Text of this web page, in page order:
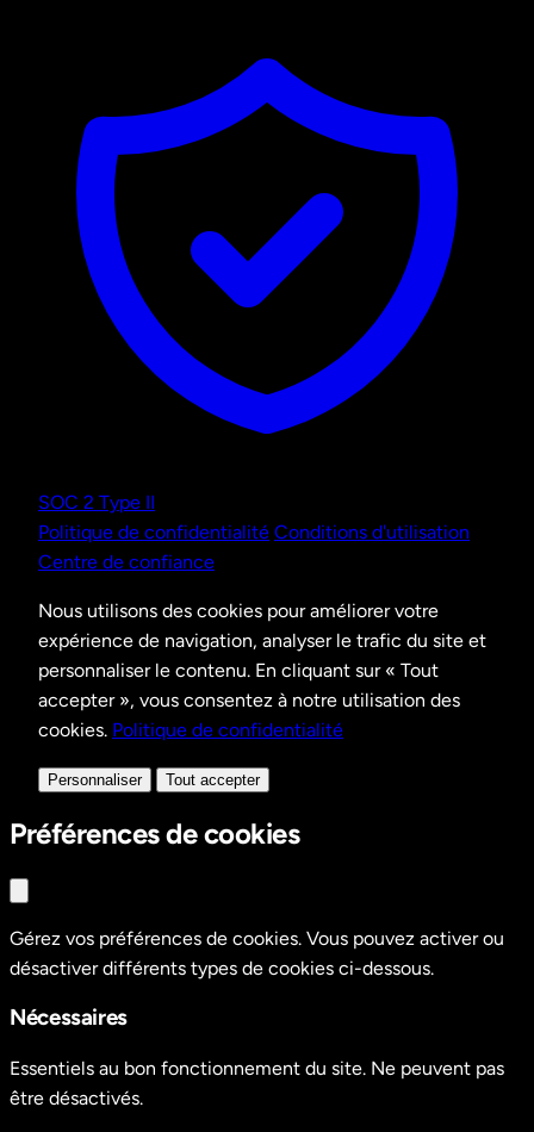
SOC 2 Type II
Politique de confidentialité Conditions d'utilisation
Centre de confiance
Nous utilisons des cookies pour améliorer votre
expérience de navigation, analyser le trafic du site et
personnaliser le contenu. En cliquant sur « Tout
accepter », vous consentez à notre utilisation des
cookies. Politique de confidentialité
Personnaliser Tout accepter
Préférences de cookies
Gérez vos préférences de cookies. Vous pouvez activer ou
désactiver différents types de cookies ci-dessous.
Nécessaires
Essentiels au bon fonctionnement du site. Ne peuvent pas
être désactivés.